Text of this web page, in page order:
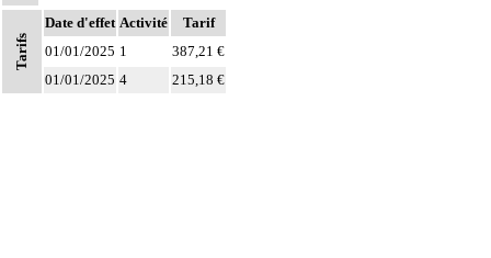
Tarifs
Date d'effet Activité
Tarif
01/01/2025 1
387,21 €
01/01/2025 4 215,18 €